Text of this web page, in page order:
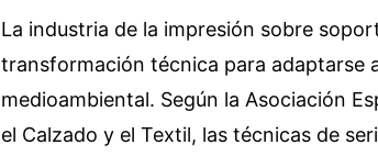
La industria de la impresión sobre
transformación técnica para adaptarse
medioambiental. Según la Asociación
el Calzado y el Textil, las técnicas de